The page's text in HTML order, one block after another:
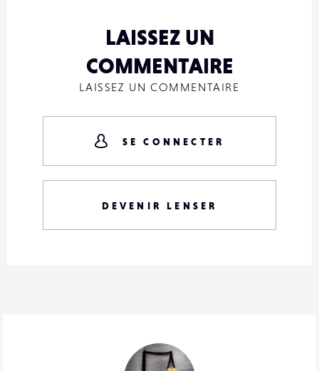
LAISSEZ UN
COMMENTAIRE
LAISSEZ UN COMMENTAIRE
SE CONNECTER
DEVENIR LENSER